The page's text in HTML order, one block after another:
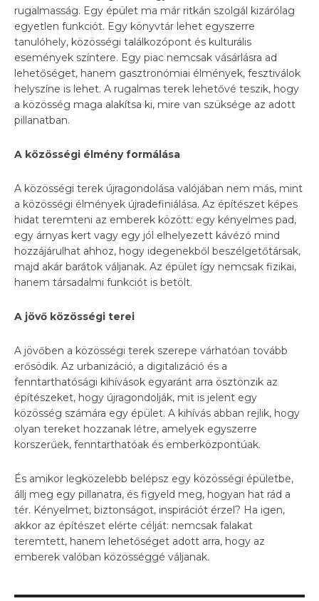
rugalmasság. Egy épület ma már ritkán szolgál kizárólag
egyetlen funkciót. Egy könyvtár lehet egyszerre
tanulóhely, közösségi találkozópont és kulturális
események színtere. Egy piac nemcsak vásárlásra ad
lehetőséget, hanem gasztronómiai élmények, fesztiválok
helyszíne is lehet. A rugalmas terek lehetővé teszik, hogy
a közösség maga alakítsa ki, mire van szüksége az adott
pillanatban.
A közösségi élmény formálása
A közösségi terek újragondolása valójában nem más, mint
a közösségi élmények újradefiniálása. Az építészet képes
hidat teremteni az emberek között: egy kényelmes pad,
egy árnyas kert vagy egy jól elhelyezett kávézó mind
hozzájárulhat ahhoz, hogy idegenekből beszélgetőtársak,
majd akár barátok váljanak. Az épület így nemcsak fizikai,
hanem társadalmi funkciót is betölt.
A jövő közösségi terei
A jövőben a közösségi terek szerepe várhatóan tovább
erősödik. Az urbanizáció, a digitalizáció és a
fenntarthatósági kihívások egyaránt arra ösztönzik az
építészeket, hogy újragondolják, mit is jelent egy
közösség számára egy épület. A kihívás abban rejlik, hogy
olyan tereket hozzanak létre, amelyek egyszerre
korszerűek, fenntarthatóak és emberközpontúak.
És amikor legközelebb belépsz egy közösségi épületbe,
állj meg egy pillanatra, és figyeld meg, hogyan hat rád a
tér. Kényelmet, biztonságot, inspirációt érzel? Ha igen,
akkor az építészet elérte célját: nemcsak falakat
teremtett, hanem lehetőséget adott arra, hogy az
emberek valóban közösséggé váljanak.